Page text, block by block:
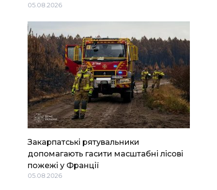
05.08.2026
Закарпатські рятувальники
допомагають гасити масштабні лісові
пожежі у Франції
05.08.2026